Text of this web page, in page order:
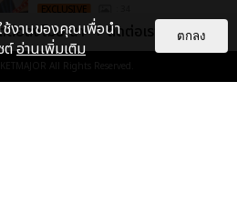
EXCLUSIVE
“ช่วงเวลาที่ไม่ได้เจอกันพิสูจน์แล้วว่า
ต่อลงโฆษณา ติดต่อเรา
All Rights Reserved.
ช้งานของคุณเพื่อนำ
ต์อ่านเพิ่มเติม
ตกลง